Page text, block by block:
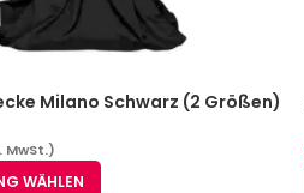
Milano Schwarz (2 Größen)
MwSt.)
WÄHLEN